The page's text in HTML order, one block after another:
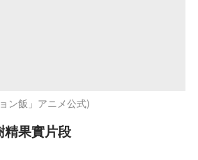
ン飯」アニメ公式
果實片段